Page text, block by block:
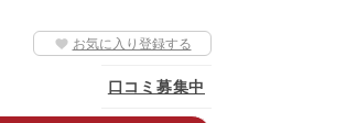
お気に入り登録する
口コミ募集中